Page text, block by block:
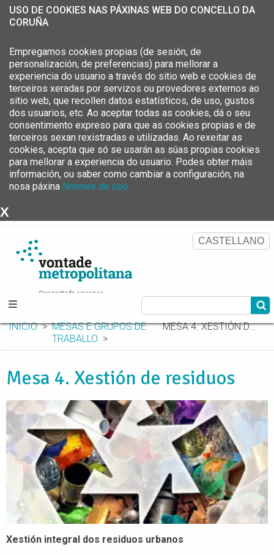
USO DE COOKIES NAS PÁXINAS WEB DO CONCELLO DA
CORUÑA
Empregamos cookies propias (de sesión, de
personalización, de preferencias) para mellorar a
experiencia do usuario a través do sitio web e cookies de
terceiros xeradas por servizos ou provedores externos ao
sitio web, que recollen datos estatísticos, de uso, gustos
dos usuarios, etc. Ao aceptar todas as cookies, dá o seu
consentimento expreso para que as cookies propias e de
terceiros sexan rexistradas e utilizadas. Ao rexeitar as
cookies, acepta que só se usarán as súas propias cookies
para mellorar a experiencia do usuario. Podes obter máis
información, ou saber como cambiar a configuración, na
nosa páxina Normas de uso
X
CASTELLANO
INICIO
MESAS E GRUPOS DE
TRABALLO
MESA 4. XESTIÓN DE RESIDUOS
Mesa 4. Xestión de residuos
Xestión integral dos residuos urbanos